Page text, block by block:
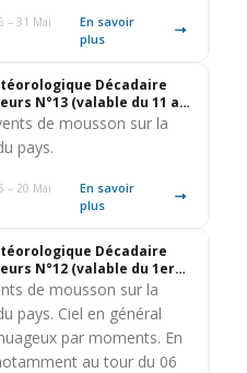
– 31 Mai
En savoir
plus
Décadaire
N°13 (valable du 11 au
de mousson sur la
pays.
– 20 Mai
En savoir
plus
Décadaire
N°12 (valable du 1er
de mousson sur la
pays. Ciel en général
par moments. En
au tour du 06